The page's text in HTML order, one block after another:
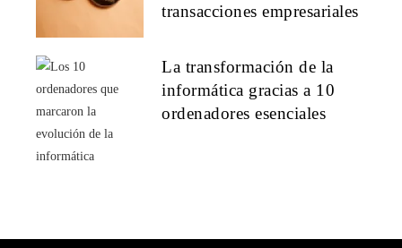
transacciones empresariales
La transformación de la
informática gracias a 10
ordenadores esenciales